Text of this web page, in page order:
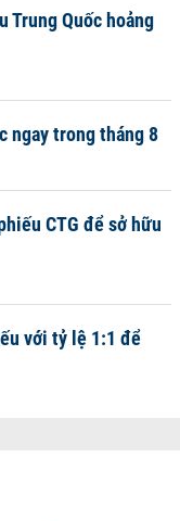
Quốc hoảng
ngay trong tháng 8
CTG để sở hữu
với tỷ lệ 1:1 để